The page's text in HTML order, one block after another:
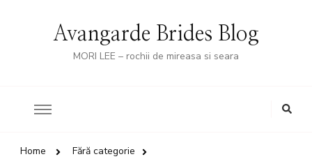
Avangarde Brides Blog
MORI LEE – rochii de mireasa si seara
Home
Fără categorie